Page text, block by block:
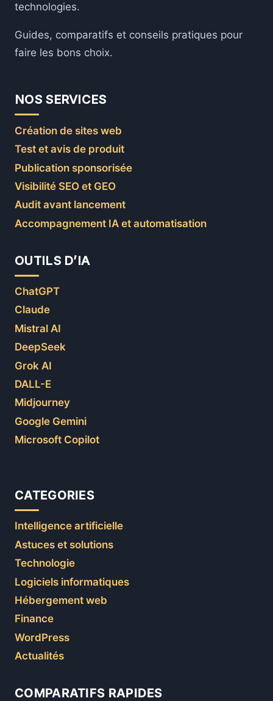
technologies.
Guides, comparatifs et conseils pratiques pour
faire les bons choix.
NOS SERVICES
Création de sites web
Test et avis de produit
Publication sponsorisée
Visibilité SEO et GEO
Audit avant lancement
Accompagnement IA et automatisation
OUTILS D’IA
ChatGPT
Claude
Mistral AI
DeepSeek
Grok AI
DALL-E
Midjourney
Google Gemini
Microsoft Copilot
CATEGORIES
Intelligence artificielle
Astuces et solutions
Technologie
Logiciels informatiques
Hébergement web
Finance
WordPress
Actualités
COMPARATIFS RAPIDES